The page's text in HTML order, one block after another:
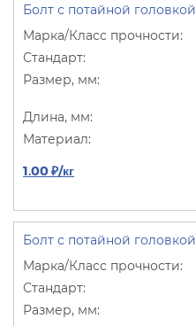
Болт с потайной головкой
1.00 ₽/кг
Болт с потайной головкой